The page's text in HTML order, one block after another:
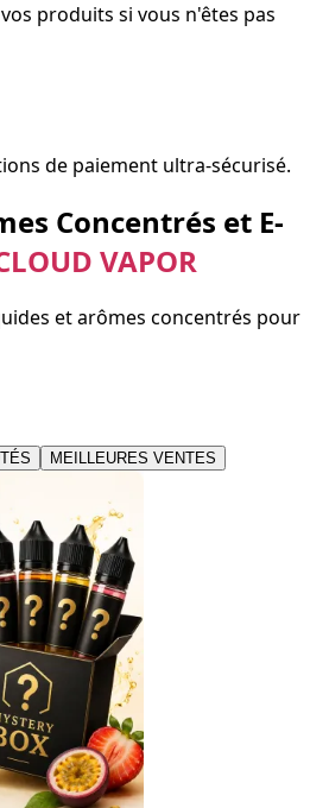
produits si vous n'êtes pas
de paiement ultra-sécurisé.
Concentrés et E-
VAPOR
et arômes concentrés pour
MEILLEURES VENTES